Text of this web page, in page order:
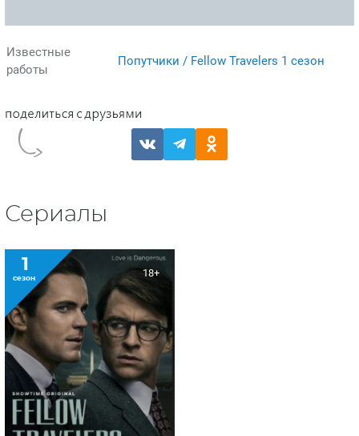
Известные
работы
Попутчики / Fellow Travelers 1 сезон
Сериалы
1
сезон 18+